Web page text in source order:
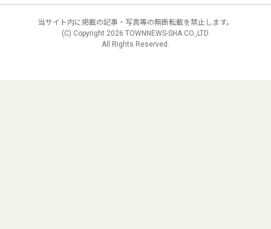
当サイト内に掲載の記事・写真等の無断転載を禁止します。
(C) Copyright 2026 TOWNNEWS-SHA CO.,LTD.
All Rights Reserved.